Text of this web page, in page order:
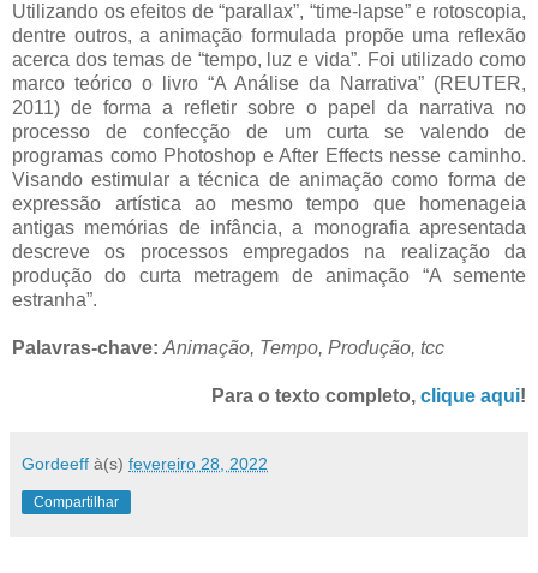
Utilizando os efeitos de “parallax”, “time-lapse” e rotoscopia,
dentre outros, a animação formulada propõe uma reflexão
acerca dos temas de “tempo, luz e vida”. Foi utilizado como
marco teórico o livro “A Análise da Narrativa” (REUTER,
2011) de forma a refletir sobre o papel da narrativa no
processo de confecção de um curta se valendo de
programas como Photoshop e After Effects nesse caminho.
Visando estimular a técnica de animação como forma de
expressão artística ao mesmo tempo que homenageia
antigas memórias de infância, a monografia apresentada
descreve os processos empregados na realização da
produção do curta metragem de animação “A semente
estranha”.
Palavras-chave: Animação, Tempo, Produção, tcc
Para o texto completo, clique aqui!
Gordeeff à(s) fevereiro 28, 2022
Compartilhar